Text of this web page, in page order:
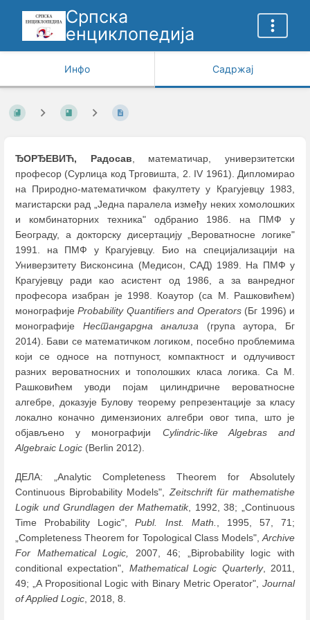
Српска
енциклопедија
Инфо Садржај
ЂОРЂЕВИЋ, Радосав, математичар, универзитетски
професор (Сурлица код Трговишта, 2. IV 1961). Дипломирао
на Природно-математичком факултету у Крагујевцу 1983,
магистарски рад „Једна паралела између неких хомолошких
и комбинаторних техника" одбранио 1986. на ПМФ у
Београду, а докторску дисертацију „Вероватносне логике"
1991. на ПМФ у Крагујевцу. Био на специјализацији на
Универзитету Висконсина (Медисон, САД) 1989. На ПМФ у
Крагујевцу ради као асистент од 1986, а за ванредног
професора изабран је 1998. Коаутор (са М. Рашковићем)
монографијеProbability Quantifiers and Operators(Бг 1996) и
монографије Нестандардна анализа (група аутора, Бг
2014). Бави се математичком логиком, посебно проблемима
који се односе на потпуност, компактност и одлучивост
разних вероватносних и тополошких класа логика. Са М.
Рашковићем уводи појам цилиндричне вероватносне
алгебре, доказује Булову теорему репрезентације за класу
локално коначно димензионих алгебри овог типа, што је
објављено у монографији Cylindric-like Algebras and
Algebraic Logic (Berlin 2012).
ДЕЛА: „Analytic Completeness Theorem for Absolutely
Continuous Biprobability Models", Zeitschrift für mathematishe
Logik und Grundlagen der Mathematik, 1992, 38; „Continuous
Time Probability Logic",Publ. Inst. Math.
, 1995, 57, 71;
„Completeness Theorem for Topological Class Models", Archive
For Mathematical Logic,
2007, 46; „Biprobability logic with
conditional expectation", Mathematical Logic Quarterly, 2011,
49; „A Propositional Logic with Binary Metric Operator", Journal
of Applied Logic , 2018, 8.